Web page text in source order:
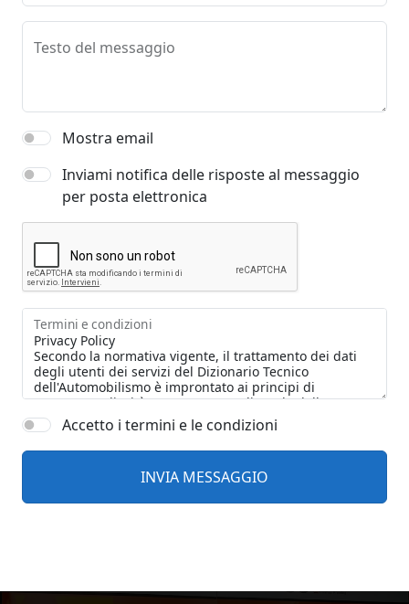
Testo del messaggio
Mostra email
Inviami notifica delle risposte al messaggio
per posta elettronica
Termini e condizioni
Accetto i termini e le condizioni